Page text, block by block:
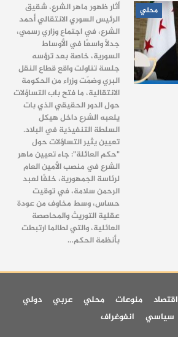
محلي
أثار ظهور ماهر الشرع، شقيق
الرئيس السوري الانتقالي أحمد
الشرع، في اجتماع وزاري رسمي،
جدلاً واسعًا في الأوساط
السورية، خاصة بعد ترؤسه
جلسة تناولت واقع قطاع النقل
البري وضمّت وزراء من الحكومة
الانتقالية، ما فتح باب التساؤلات
حول الدور الحقيقي الذي بات
يلعبه الشرع داخل هيكل
السلطة التنفيذية في البلاد.
تعيين يثير التساؤلات حول
"حكم العائلة":جاء تعيين ماهر
الشرع في منصب الأمين العام
لرئاسة الجمهورية، خلفًا لعبد
الرحمن سلامة، في توقيت
حساس، وسط مخاوف من عودة
عقلية التوريث والمحاصصة
العائلية، والتي لطالما ارتبطت
بأنظمة الحكم…
اقتصاد منوعات محلي عربي
دولي
سياسي
انفوغراف